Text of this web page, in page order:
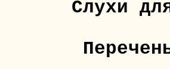
Слухи